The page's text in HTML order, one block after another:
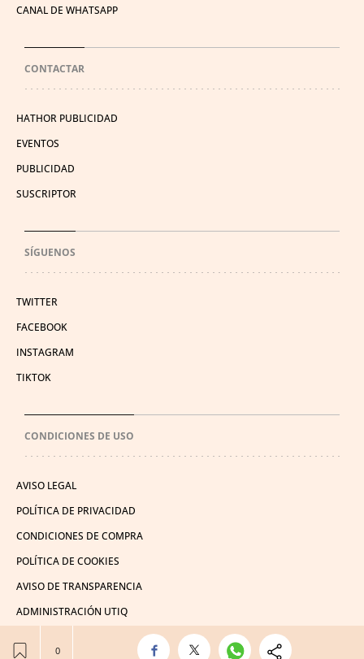
CANAL DE WHATSAPP
CONTACTAR
HATHOR PUBLICIDAD
EVENTOS
PUBLICIDAD
SUSCRIPTOR
SÍGUENOS
TWITTER
FACEBOOK
INSTAGRAM
TIKTOK
CONDICIONES DE USO
AVISO LEGAL
POLÍTICA DE PRIVACIDAD
CONDICIONES DE COMPRA
POLÍTICA DE COOKIES
AVISO DE TRANSPARENCIA
ADMINISTRACIÓN UTIQ